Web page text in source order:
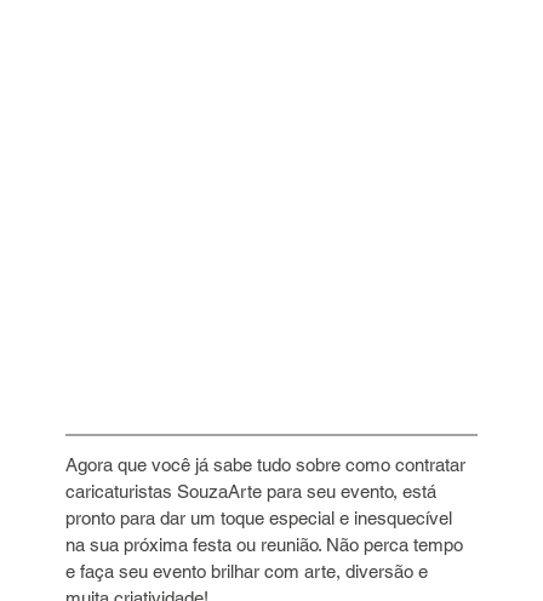
Agora que você já sabe tudo sobre como contratar
caricaturistas SouzaArte para seu evento, está
pronto para dar um toque especial e inesquecível
na sua próxima festa ou reunião. Não perca tempo
e faça seu evento brilhar com arte, diversão e